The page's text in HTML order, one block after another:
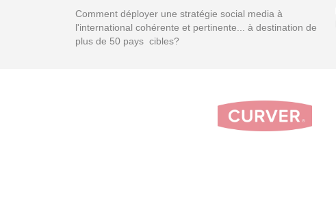
Comment déployer une stratégie social media à
l'international cohérente et pertinente... à destination de
plus de 50 pays cibles?